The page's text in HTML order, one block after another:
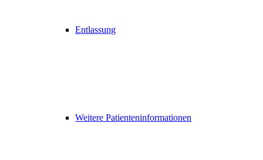
Entlassung
Weitere Patienteninformationen